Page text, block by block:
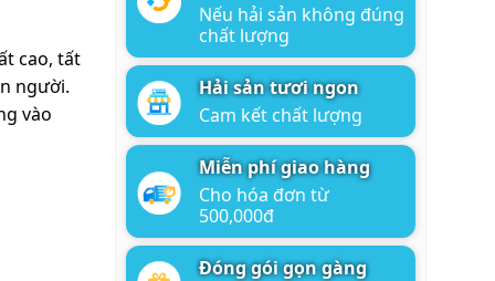
cao, tất
người.
vào
Nếu hải sản không đúng
chất lượng
Hải sản tươi ngon
Cam kết chất lượng
Miễn phí giao hàng
Cho hóa đơn từ
500,000đ
Đóng gói gọn gàng